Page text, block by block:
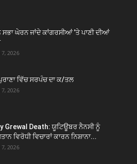
ਸਭਾ ਘੇਰਨ ਜਾਂਦੇ ਕਾਂਗਰਸੀਆਂ ’ਤੇ ਪਾਣੀ ਦੀਆਂ
2026
ਵਿੱਚ ਸਰਪੰਚ ਦਾ ਕ/ਤਲ
2026
Grewal Death: ਯੂਟਿਊਬਰ ਨੈਨਸੀ ਨੂੰ
ਵਿਰੋਧੀ ਵਿਚਾਰਾਂ ਕਾਰਨ ਨਿਸ਼ਾਨਾ...
2026